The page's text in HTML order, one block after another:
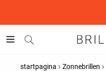
startpagina Zonnebrillen